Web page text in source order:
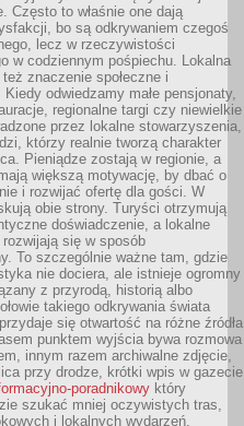
Często to właśnie one dają
bo są odkrywaniem czegoś
lecz w rzeczywistości
w codziennym pośpiechu. Lokalna
znaczenie społeczne i
odwiedzamy małe pensjonaty,
regionalne targi czy niewielkie
przez lokalne stowarzyszenia,
którzy realnie tworzą charakter
Pieniądze zostają w regionie, a
większą motywację, by dbać o
i rozwijać ofertę dla gości. W
obie strony. Turyści otrzymują
doświadczenie, a lokalne
rozwijają się w sposób
To szczególnie ważne tam, gdzie
nie dociera, ale istnieje ogromny
z przyrodą, historią albo
takiego odkrywania świata
się otwartość na różne źródła
punktem wyjścia bywa rozmowa
innym razem archiwalne zdjęcie,
przy drodze, krótki wpis w gazecie
poradnikowy który
szukać mniej oczywistych tras,
i lokalnych wydarzeń.